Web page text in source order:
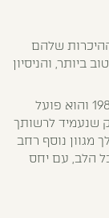
שלהם
והניסיון
מכון הלגה הוקם על ידי הלגה רקנאטי בשנת 1985 והוא פועל
שנעמיד לרשותך
מגוון נוסף רחב
הלב, עם יחס